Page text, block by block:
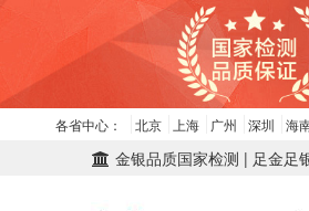
各省中心： 北京 上海 广州 深圳 海
金银品质国家检测 | 足金足